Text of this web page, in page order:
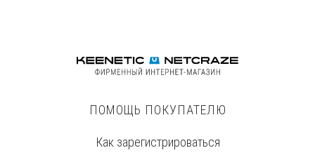
ПОМОЩЬ ПОКУПАТЕЛЮ
Как зарегистрироваться